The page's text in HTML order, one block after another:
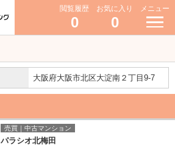
閲覧履歴
0
お気に入り
0
メニュー
大阪府大阪市北区大淀南２丁目9-7
売買｜中古マンション
パラシオ北梅田